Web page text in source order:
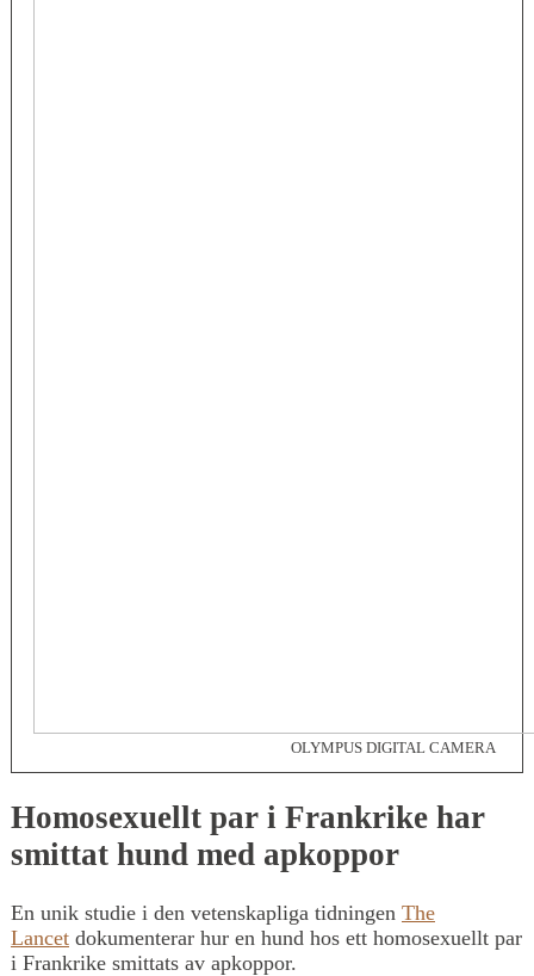
OLYMPUS DIGITAL CAMERA
Homosexuellt par i Frankrike har
smittat hund med apkoppor
En unik studie i den vetenskapliga tidningen The
Lancet dokumenterar hur en hund hos ett homosexuellt par
i Frankrike smittats av apkoppor.